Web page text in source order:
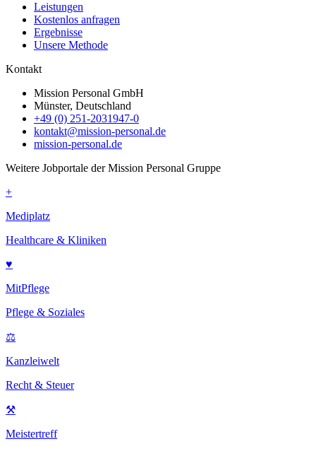
Leistungen
Kostenlos anfragen
Ergebnisse
Unsere Methode
Kontakt
Mission Personal GmbH
Münster, Deutschland
+49 (0) 251-2031947-0
kontakt@mission-personal.de
mission-personal.de
Weitere Jobportale der Mission Personal Gruppe
+
Mediplatz
Healthcare & Kliniken
♥
MitPflege
Pflege & Soziales
⚖
Kanzleiwelt
Recht & Steuer
⚒
Meistertreff